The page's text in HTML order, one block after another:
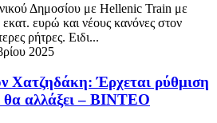
Δημοσίου με Hellenic Train με
ευρώ και νέους κανόνες στον
ρήτρες. Ειδι...
2025
Χατζηδάκη: Έρχεται ρύθμιση
θα αλλάξει – BINTEO